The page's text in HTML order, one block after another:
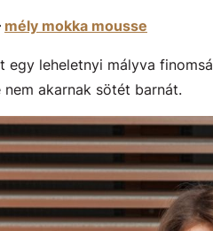
mély mokka mousse
egy leheletnyi mályva
akarnak sötét barnát.